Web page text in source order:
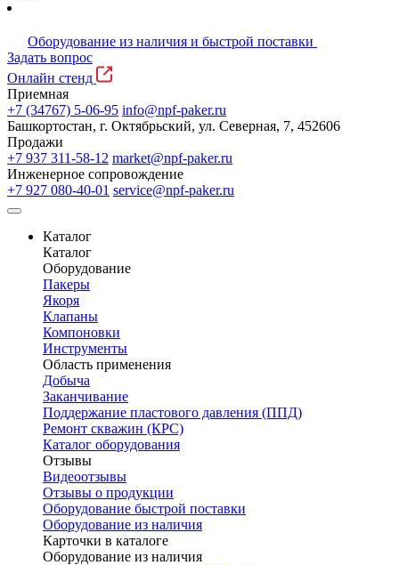
Оборудование из наличия и быстрой поставки
Задать вопрос
Онлайн стенд
Приемная
+7 (34767) 5-06-95 info@npf-paker.ru
Башкортостан, г. Октябрьский, ул. Северная, 7, 452606
Продажи
+7 937 311-58-12 market@npf-paker.ru
Инженерное сопровождение
+7 927 080-40-01 service@npf-paker.ru
Каталог
Каталог
Оборудование
Пакеры
Якоря
Клапаны
Компоновки
Инструменты
Область применения
Добыча
Заканчивание
Поддержание пластового давления (ППД)
Ремонт скважин (КРС)
Каталог оборудования
Отзывы
Видеоотзывы
Отзывы о продукции
Оборудование быстрой поставки
Оборудование из наличия
Карточки в каталоге
Оборудование из наличия